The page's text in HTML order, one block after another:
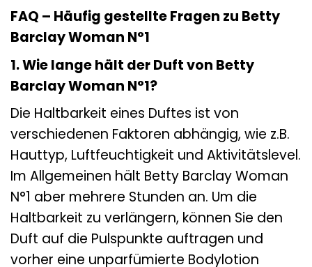
FAQ – Häufig gestellte Fragen zu Betty
Barclay Woman N°1
1. Wie lange hält der Duft von Betty
Barclay Woman N°1?
Die Haltbarkeit eines Duftes ist von
verschiedenen Faktoren abhängig, wie z.B.
Hauttyp, Luftfeuchtigkeit und Aktivitätslevel.
Im Allgemeinen hält Betty Barclay Woman
N°1 aber mehrere Stunden an. Um die
Haltbarkeit zu verlängern, können Sie den
Duft auf die Pulspunkte auftragen und
vorher eine unparfümierte Bodylotion